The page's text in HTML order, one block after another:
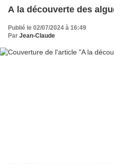
A la découverte des
Publié le 02/07/2024 à 16:49
Par Jean-Claude